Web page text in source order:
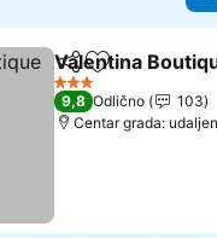
Deli Dodati u
Valentina
3 Zvezdice
9,8 Odlično
103
Centar grada: